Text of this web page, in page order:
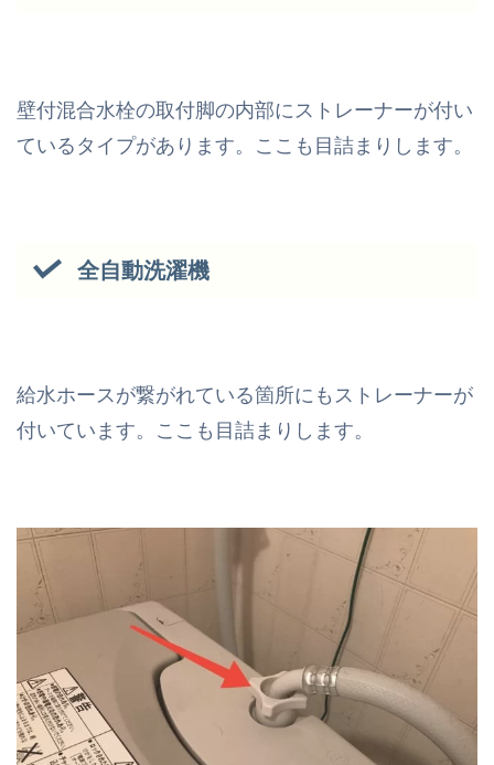
壁付混合水栓の取付脚の内部にストレーナーが付い
ているタイプがあります。ここも目詰まりします。
全自動洗濯機
給水ホースが繋がれている箇所にもストレーナーが
付いています。ここも目詰まりします。